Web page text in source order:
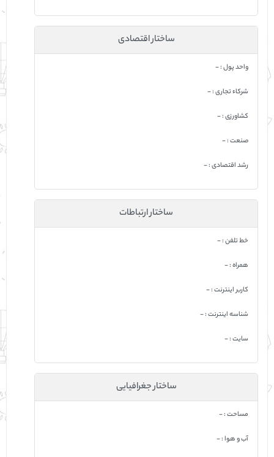
ساختار اقتصادی
واحد پول : -
شرکاء تجاری : -
کشاورزی : -
صنعت : -
رشد اقتصادی : -
ساختار ارتباطات
خط تلفن : -
همراه : -
کاربر اینترنت : -
شناسه اینترنت : -
سایت : -
ساختار جغرافیایی
مساحت : -
آب و هوا : -